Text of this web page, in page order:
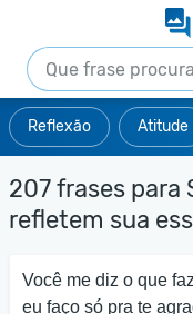
Reflexão Atitude
207 frases para
refletem sua
Você me diz o que
eu faço só pra te